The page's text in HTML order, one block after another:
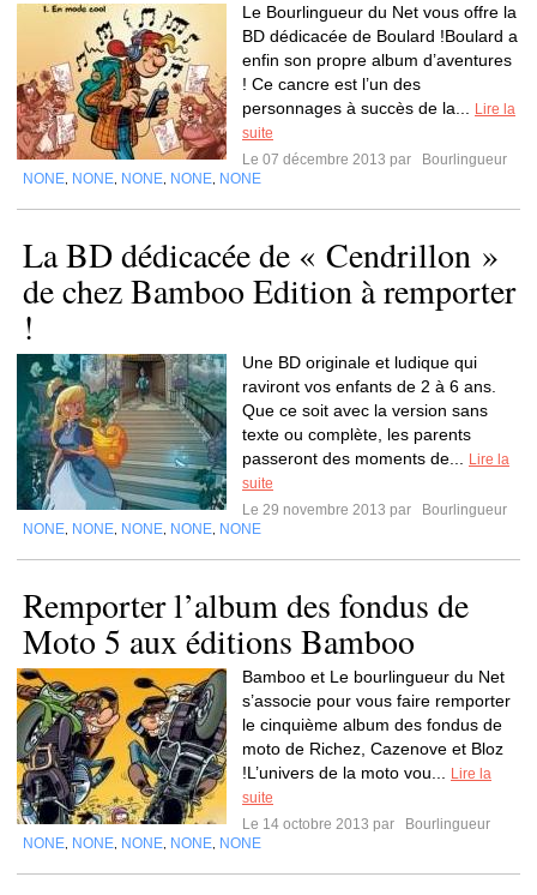
Le Bourlingueur du Net vous offre la
BD dédicacée de Boulard !Boulard a
enfin son propre album d’aventures
! Ce cancre est l’un des
personnages à succès de la...
Lire la
suite
Le 07 décembre 2013 par
Bourlingueur
NONE NONE NONE NONE NONE
La BD dédicacée de « Cendrillon »
de chez Bamboo Edition à remporter
!
Une BD originale et ludique qui
raviront vos enfants de 2 à 6 ans.
Que ce soit avec la version sans
texte ou complète, les parents
passeront des moments de...
Lire la
suite
Le 29 novembre 2013 par
Bourlingueur
NONE NONE NONE NONE NONE
Remporter l’album des fondus de
Moto 5 aux éditions Bamboo
Bamboo et Le bourlingueur du Net
s’associe pour vous faire remporter
le cinquième album des fondus de
moto de Richez, Cazenove et Bloz
!L’univers de la moto vou...
Lire la
suite
Le 14 octobre 2013 par
Bourlingueur
NONE NONE NONE NONE NONE